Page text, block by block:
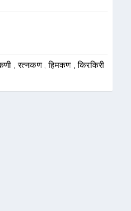
,रत्नकण ,हिमकण ,किरकिरी